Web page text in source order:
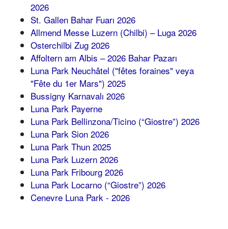
2026
St. Gallen Bahar Fuarı 2026
Allmend Messe Luzern (Chilbi) – Luga 2026
Osterchilbi Zug 2026
Affoltern am Albis – 2026 Bahar Pazarı
Luna Park Neuchâtel ("fêtes foraines" veya
"Fête du 1er Mars") 2025
Bussigny Karnavalı 2026
Luna Park Payerne
Luna Park Bellinzona/Ticino (“Giostre”) 2026
Luna Park Sion 2026
Luna Park Thun 2025
Luna Park Luzern 2026
Luna Park Fribourg 2026
Luna Park Locarno (“Giostre”) 2026
Cenevre Luna Park - 2026